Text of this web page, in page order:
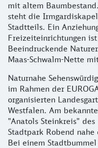
mit altem
steht die
Stadtteils. Ein
Freizeiteinrichtungen
Beeindruckende
Maas-Schwalm-Nette
Naturnahe
im Rahmen der
organisierten
Westfalen. Am
"Anatols Steinkreis"
Stadtpark Robend
Bei einem